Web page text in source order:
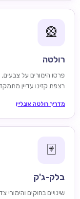
🎡
רולטה
פרסו הימורים על
רצפת קזינו עדיין
מדריך רולטה אונליין
🃏
בלק-ג'ק
שינויים בחוקים